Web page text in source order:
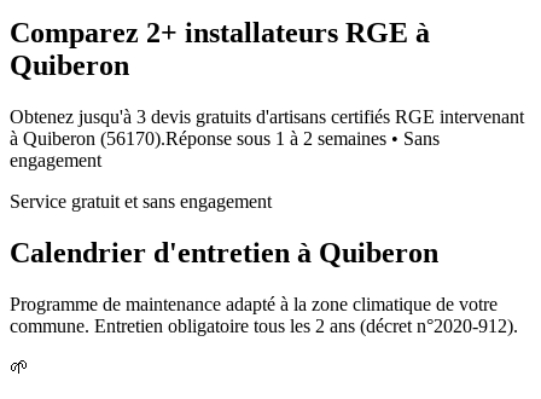
Comparez 2+ installateurs RGE à
Quiberon
Obtenez jusqu'à 3 devis gratuits d'artisans certifiés RGE intervenant
à Quiberon (56170).Réponse sous 1 à 2 semaines • Sans
engagement
Service gratuit et sans engagement
Calendrier d'entretien à Quiberon
Programme de maintenance adapté à la zone climatique de votre
commune. Entretien obligatoire tous les 2 ans (décret n°2020-912).
🌱